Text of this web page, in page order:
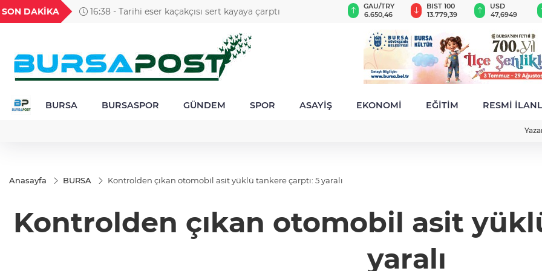
SON DAKİKA 16:19 - Karacabey Belediyespor’dan 5 imza birden
18,2390
TND
16,2393
BGN
27,9743
0,0018
BIST 100
13.779,39
USD
47,6949
EUR
55,1836
BURSA BURSASPOR GÜNDEM SPOR ASAYİŞ EKONOMİ EĞİTİM RESMİ
Anasayfa BURSA Kontrolden çıkan otomobil asit yüklü tankere çarptı: 5 yaralı
Kontrolden çıkan otomobil asit
yaralı